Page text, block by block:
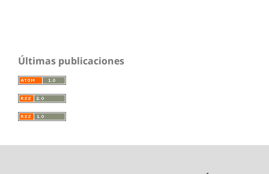
Últimas publicaciones